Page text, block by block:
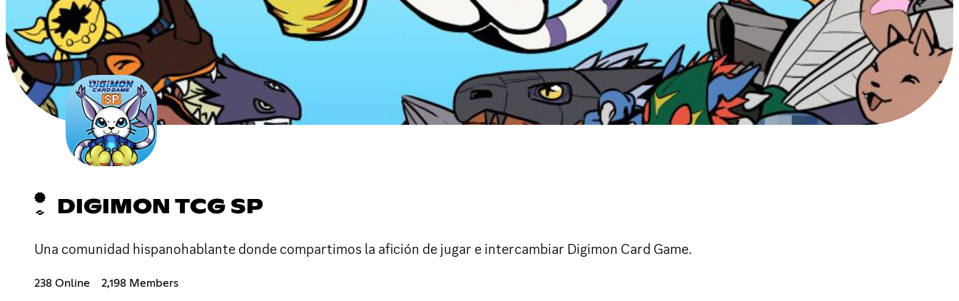
DIGIMON TCG SP
Una comunidad hispanohablante donde compartimos la afición de jugar e intercambiar Digimon Card Game.
238 Online 2,198 Members